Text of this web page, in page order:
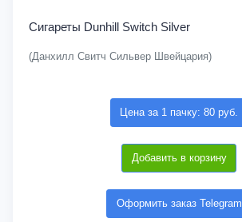
Сигареты Dunhill Switch Silver
(Данхилл Свитч Сильвер Швейцария)
Цена за 1 пачку: 80 руб.
Добавить в корзину
Оформить заказ Telegram